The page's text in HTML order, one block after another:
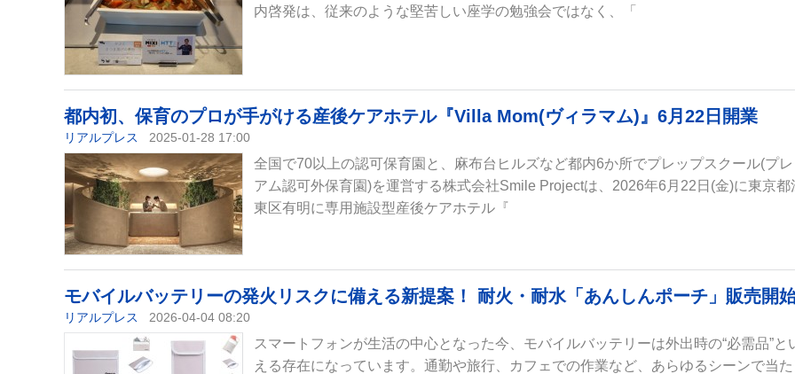
内啓発は、従来のような堅苦しい座学の勉強会ではなく、「
都内初、保育のプロが手がける産後ケアホテル『Villa Mom(ヴィラマム)』6月22日開業
リアルプレス 2025-01-28 17:00
全国で70以上の認可保育園と、麻布台ヒルズなど都内6か所でプレップスクール(プレ
アム認可外保育園)を運営する株式会社Smile Projectは、2026年6月22日(金)に東京都
東区有明に専用施設型産後ケアホテル『
モバイルバッテリーの発火リスクに備える新提案！ 耐火・耐水「あんしんポーチ」販売開
リアルプレス 2026-04-04 08:20
スマートフォンが生活の中心となった今、モバイルバッテリーは外出時の“必需品”と
える存在になっています。通勤や旅行、カフェでの作業など、あらゆるシーンで当た